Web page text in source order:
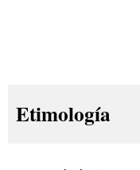
Etimología